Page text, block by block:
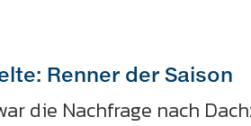
Renner der Saison
die Nachfrage nach